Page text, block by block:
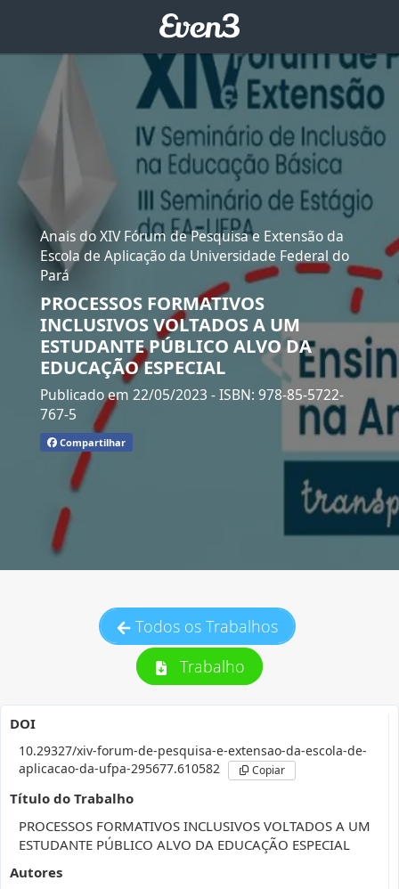
Anais do XIV Fórum de Pesquisa e Extensão da
Escola de Aplicação da Universidade Federal do
Pará
PROCESSOS FORMATIVOS
INCLUSIVOS VOLTADOS A UM
ESTUDANTE PÚBLICO ALVO DA
EDUCAÇÃO ESPECIAL
Publicado em 22/05/2023 - ISBN: 978-85-5722-
767-5
Compartilhar
Todos os Trabalhos
Trabalho
DOI
10.29327/xiv-forum-de-pesquisa-e-extensao-da-escola-de-
aplicacao-da-ufpa-295677.610582
Copiar
Título do Trabalho
PROCESSOS FORMATIVOS INCLUSIVOS VOLTADOS A UM
ESTUDANTE PÚBLICO ALVO DA EDUCAÇÃO ESPECIAL
Autores